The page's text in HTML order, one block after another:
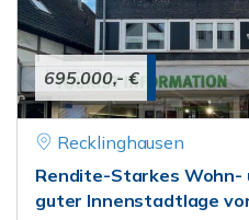
695.000,- €
Recklinghausen
Rendite-Starkes Wohn-
guter Innenstadtlage